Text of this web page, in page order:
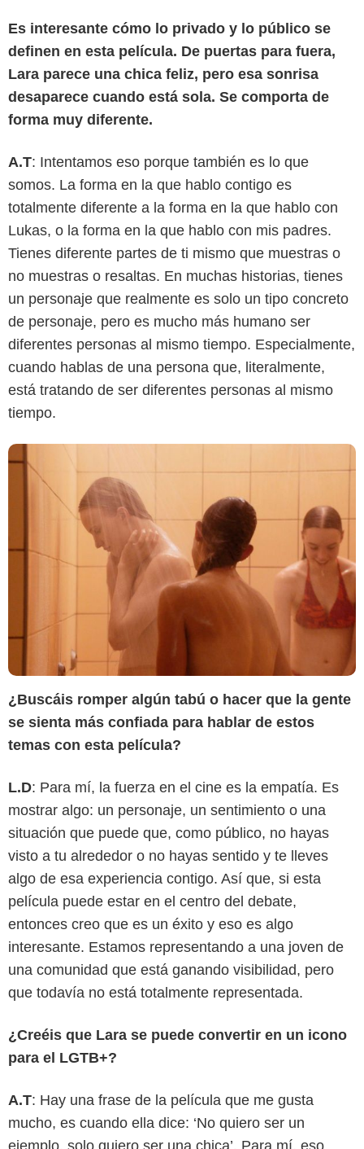
Es interesante cómo lo privado y lo público se
definen en esta película. De puertas para fuera,
Lara parece una chica feliz, pero esa sonrisa
desaparece cuando está sola. Se comporta de
forma muy diferente.
A.T: Intentamos eso porque también es lo que
somos. La forma en la que hablo contigo es
totalmente diferente a la forma en la que hablo con
Lukas, o la forma en la que hablo con mis padres.
Tienes diferente partes de ti mismo que muestras o
no muestras o resaltas. En muchas historias, tienes
un personaje que realmente es solo un tipo concreto
de personaje, pero es mucho más humano ser
diferentes personas al mismo tiempo. Especialmente,
cuando hablas de una persona que, literalmente,
está tratando de ser diferentes personas al mismo
tiempo.
¿Buscáis romper algún tabú o hacer que la gente
se sienta más confiada para hablar de estos
temas con esta película?
L.D: Para mí, la fuerza en el cine es la empatía. Es
mostrar algo: un personaje, un sentimiento o una
situación que puede que, como público, no hayas
visto a tu alrededor o no hayas sentido y te lleves
algo de esa experiencia contigo. Así que, si esta
película puede estar en el centro del debate,
entonces creo que es un éxito y eso es algo
interesante. Estamos representando a una joven de
una comunidad que está ganando visibilidad, pero
que todavía no está totalmente representada.
¿Creéis que Lara se puede convertir en un icono
para el LGTB+?
A.T: Hay una frase de la película que me gusta
mucho, es cuando ella dice: ‘No quiero ser un